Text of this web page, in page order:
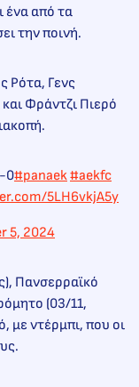
ένα από τα
την ποινή.
Ρότα, Γενς
Φράντζι Πιερό
0#panaek#aekfc
5LH6vkjA5y
5, 2024
Πανσερραϊκό
(03/11,
με ντέρμπι, που οι